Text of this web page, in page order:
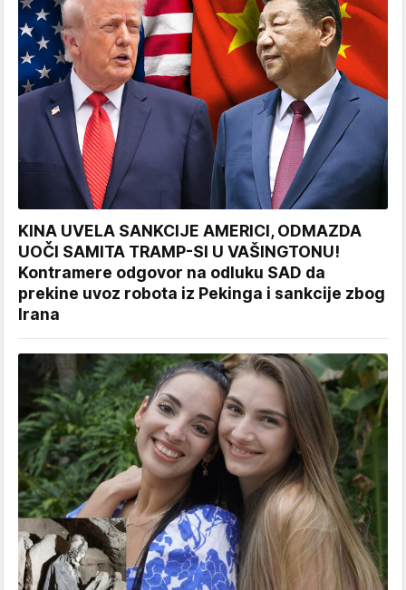
KINA UVELA SANKCIJE AMERICI, ODMAZDA
UOČI SAMITA TRAMP-SI U VAŠINGTONU!
Kontramere odgovor na odluku SAD da
prekine uvoz robota iz Pekinga i sankcije zbog
Irana